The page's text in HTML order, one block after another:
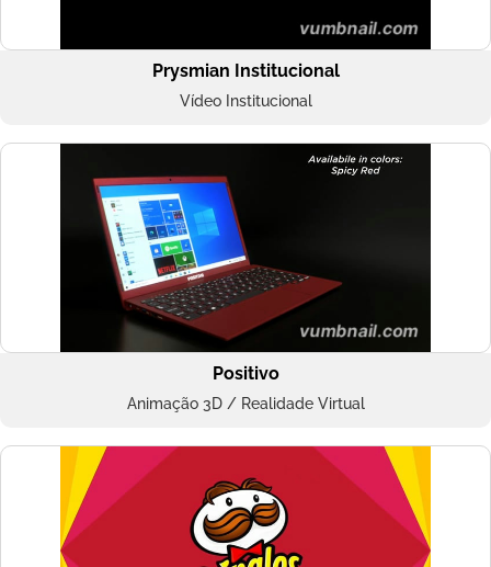
Prysmian Institucional
Vídeo Institucional
Positivo
Animação 3D / Realidade Virtual